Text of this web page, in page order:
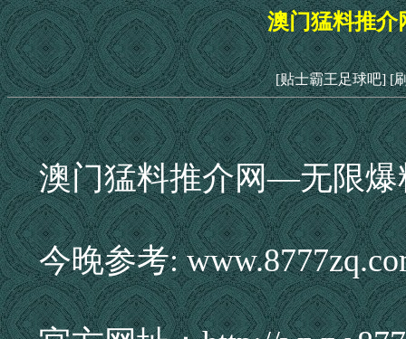
澳门猛料推
[贴士霸王足球吧] [
澳门猛料推介网—无限爆
今晚参考: